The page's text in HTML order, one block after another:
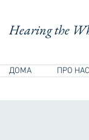
ДОМА ПРО НАС
Hearing the